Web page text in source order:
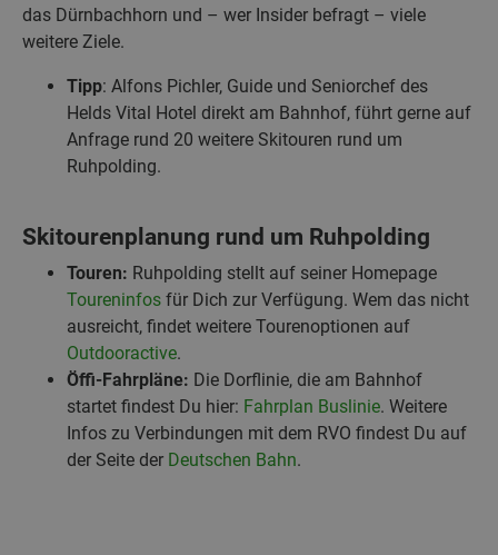
das Dürnbachhorn und – wer Insider befragt – viele
weitere Ziele.
Tipp: Alfons Pichler, Guide und Seniorchef des
Helds Vital Hotel direkt am Bahnhof, führt gerne auf
Anfrage rund 20 weitere Skitouren rund um
Ruhpolding.
Skitourenplanung rund um Ruhpolding
Touren: Ruhpolding stellt auf seiner Homepage
Toureninfos für Dich zur Verfügung. Wem das nicht
ausreicht, findet weitere Tourenoptionen auf
Outdooractive.
Öffi-Fahrpläne: Die Dorflinie, die am Bahnhof
startet findest Du hier: Fahrplan Buslinie. Weitere
Infos zu Verbindungen mit dem RVO findest Du auf
der Seite der Deutschen Bahn.